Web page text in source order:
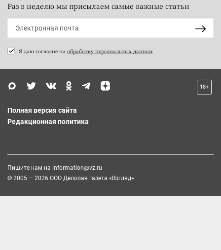
Раз в неделю мы присылаем самые важные статьи
Я даю согласие на обработку персональных данных
18+
Полная версия сайта
Редакционная политика
Пишите нам на information@vz.ru
© 2005 — 2026 ООО Деловая газета «Взгляд»